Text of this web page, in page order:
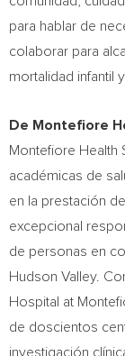
para hablar de
colaborar para
mortalidad infantil
De Montefiore
Montefiore Health
académicas de
en la prestación
excepcional
de personas en
Hudson Valley.
Hospital at
de doscientos
investigación